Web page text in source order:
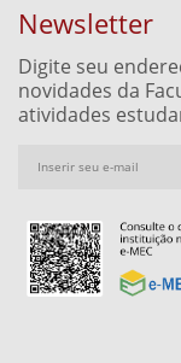
Newsletter
Digite seu
novidades da
atividades